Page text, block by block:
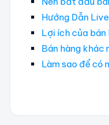
Hướng Dẫn
Lợi ích của bán
Bán hàng khác
Làm sao để có